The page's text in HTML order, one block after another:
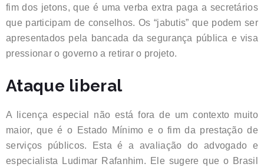
fim dos jetons, que é uma verba extra paga a secretários
que participam de conselhos. Os “jabutis” que podem ser
apresentados pela bancada da segurança pública e visa
pressionar o governo a retirar o projeto.
Ataque liberal
A licença especial não está fora de um contexto muito
maior, que é o Estado Mínimo e o fim da prestação de
serviços públicos. Esta é a avaliação do advogado e
especialista Ludimar Rafanhim. Ele sugere que o Brasil